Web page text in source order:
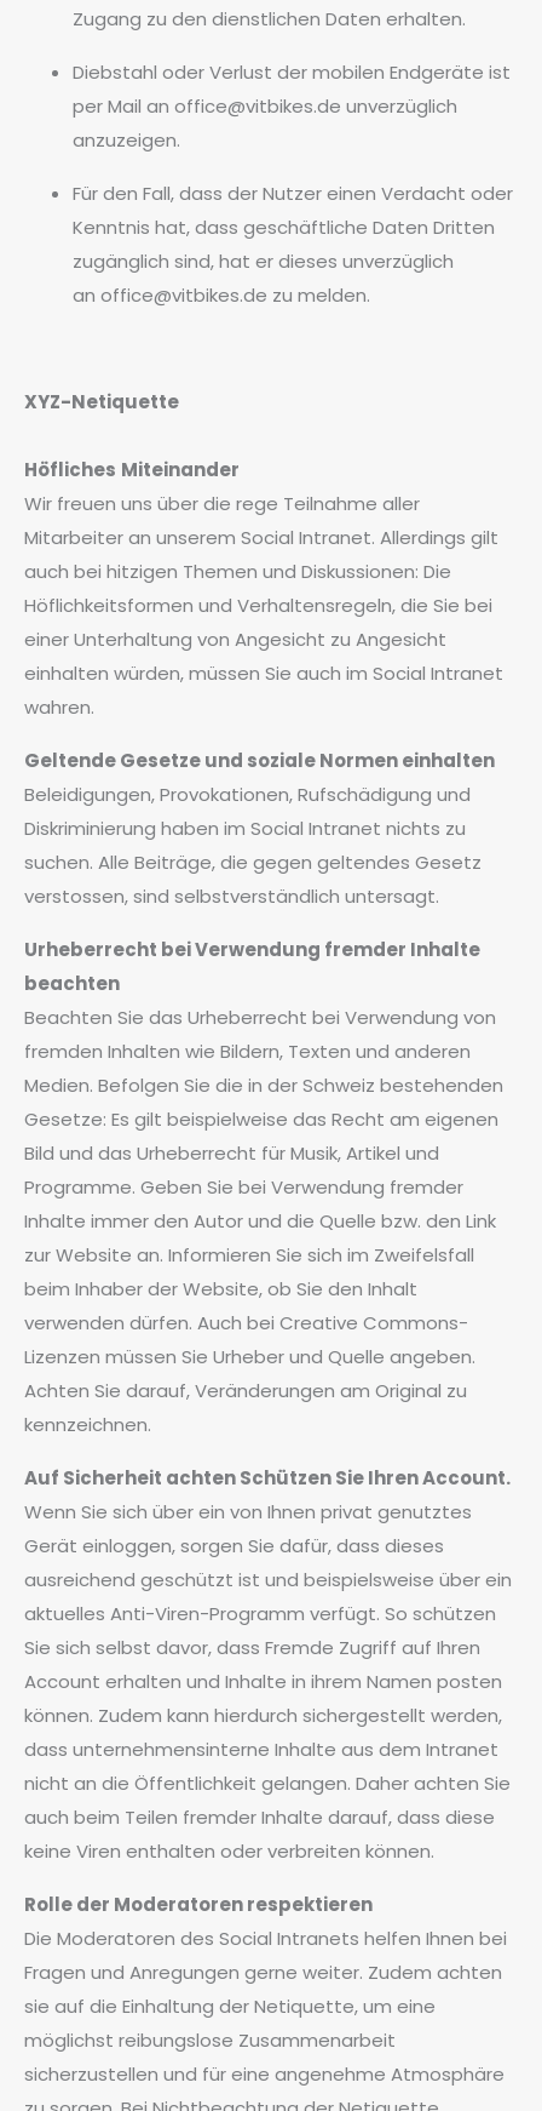
Zugang zu den dienstlichen Daten erhalten.
Diebstahl oder Verlust der mobilen Endgeräte ist
per Mail an office@vitbikes.de unverzüglich
anzuzeigen.
Für den Fall, dass der Nutzer einen Verdacht oder
Kenntnis hat, dass geschäftliche Daten Dritten
zugänglich sind, hat er dieses unverzüglich
an office@vitbikes.de zu melden.
XYZ-Netiquette
Höfliches Miteinander
Wir freuen uns über die rege Teilnahme aller
Mitarbeiter an unserem Social Intranet. Allerdings gilt
auch bei hitzigen Themen und Diskussionen: Die
Höflichkeitsformen und Verhaltensregeln, die Sie bei
einer Unterhaltung von Angesicht zu Angesicht
einhalten würden, müssen Sie auch im Social Intranet
wahren.
Geltende Gesetze und soziale Normen einhalten
Beleidigungen, Provokationen, Rufschädigung und
Diskriminierung haben im Social Intranet nichts zu
suchen. Alle Beiträge, die gegen geltendes Gesetz
verstossen, sind selbstverständlich untersagt.
Urheberrecht bei Verwendung fremder Inhalte
beachten
Beachten Sie das Urheberrecht bei Verwendung von
fremden Inhalten wie Bildern, Texten und anderen
Medien. Befolgen Sie die in der Schweiz bestehenden
Gesetze: Es gilt beispielweise das Recht am eigenen
Bild und das Urheberrecht für Musik, Artikel und
Programme. Geben Sie bei Verwendung fremder
Inhalte immer den Autor und die Quelle bzw. den Link
zur Website an. Informieren Sie sich im Zweifelsfall
beim Inhaber der Website, ob Sie den Inhalt
verwenden dürfen. Auch bei Creative Commons-
Lizenzen müssen Sie Urheber und Quelle angeben.
Achten Sie darauf, Veränderungen am Original zu
kennzeichnen.
Auf Sicherheit achten Schützen Sie Ihren Account.
Wenn Sie sich über ein von Ihnen privat genutztes
Gerät einloggen, sorgen Sie dafür, dass dieses
ausreichend geschützt ist und beispielsweise über ein
aktuelles Anti-Viren-Programm verfügt. So schützen
Sie sich selbst davor, dass Fremde Zugriff auf Ihren
Account erhalten und Inhalte in ihrem Namen posten
können. Zudem kann hierdurch sichergestellt werden,
dass unternehmensinterne Inhalte aus dem Intranet
nicht an die Öffentlichkeit gelangen. Daher achten Sie
auch beim Teilen fremder Inhalte darauf, dass diese
keine Viren enthalten oder verbreiten können.
Rolle der Moderatoren respektieren
Die Moderatoren des Social Intranets helfen Ihnen bei
Fragen und Anregungen gerne weiter. Zudem achten
sie auf die Einhaltung der Netiquette, um eine
möglichst reibungslose Zusammenarbeit
sicherzustellen und für eine angenehme Atmosphäre